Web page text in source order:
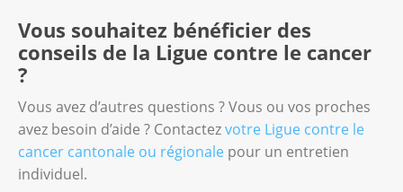
Vous souhaitez bénéficier des
conseils de la Ligue contre le cancer
?
Vous avez d’autres questions ? Vous ou vos proches
avez besoin d’aide ? Contactezvotre Ligue contre le
cancer cantonale ou régionale pour un entretien
individuel.